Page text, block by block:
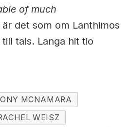
of much
är det som om Lanthimos
tals. Langa hit tio
MCNAMARA
WEISZ